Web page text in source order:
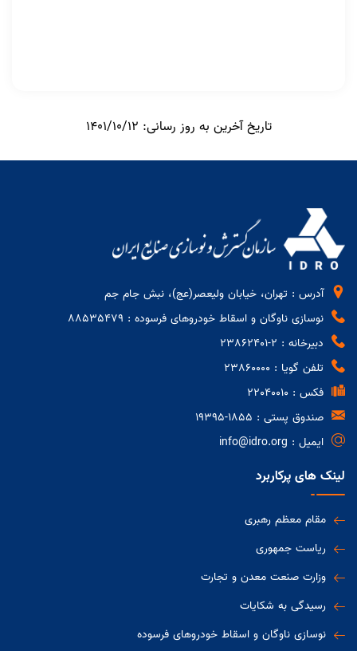
تاریخ آخرین به روز رسانی: 1401/10/12
آدرس : تهران، خیابان ولیعصر(عج)، نبش جام جم
نوسازی ناوگان و اسقاط خودروهای فرسوده : 88535479
دبیرخانه : 2-23862401
تلفن گویا : 23860000
فکس : 22040010
صندوق پستی : 1855-19395
ایمیل : info@idro.org
لینک های پرکاربرد
مقام معظم رهبری
ریاست جمهوری
وزارت صنعت معدن و تجارت
رسیدگی به شکایات
نوسازی ناوگان و اسقاط خودروهای فرسوده